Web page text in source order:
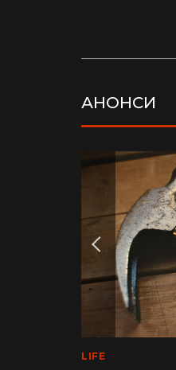
АНОНСИ
LIFE
MEDINFO